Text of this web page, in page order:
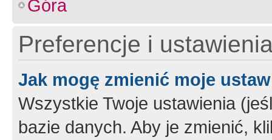
Góra
Preferencje i
Jak mogę zmienić moje
Wszystkie Twoje ustawienia
bazie danych. Aby je zmienić,